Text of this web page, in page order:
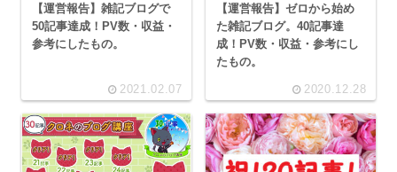
【運営報告】雑記ブログで
50記事達成！PV数・収益・
参考にしたもの。
2021.02.07
【運営報告】ゼロから始め
た雑記ブログ。40記事達
成！PV数・収益・参考にし
たもの。
2020.12.28